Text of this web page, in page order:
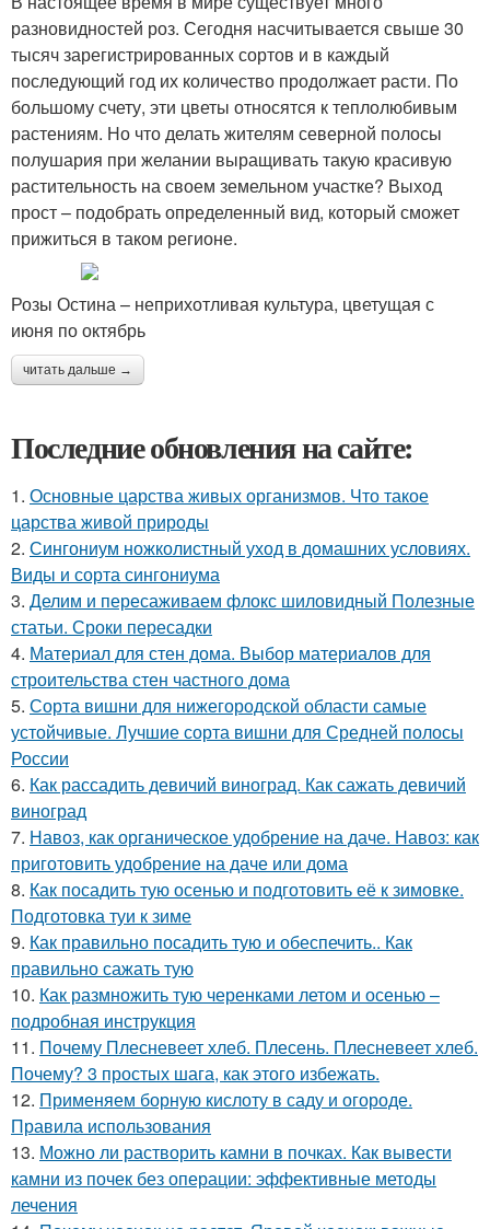
разновидностей роз. Сегодня насчитывается свыше 30
тысяч зарегистрированных сортов и в каждый
последующий год их количество продолжает расти. По
большому счету, эти цветы относятся к теплолюбивым
растениям. Но что делать жителям северной полосы
полушария при желании выращивать такую красивую
растительность на своем земельном участке? Выход
прост – подобрать определенный вид, который сможет
прижиться в таком регионе.
Розы Остина – неприхотливая культура, цветущая с
июня по октябрь
читать дальше →
Последние обновления на сайте:
1. Основные царства живых организмов. Что такое
царства живой природы
2. Сингониум ножколистный уход в домашних условиях.
Виды и сорта сингониума
3. Делим и пересаживаем флокс шиловидный Полезные
статьи. Сроки пересадки
4. Материал для стен дома. Выбор материалов для
строительства стен частного дома
5. Сорта вишни для нижегородской области самые
устойчивые. Лучшие сорта вишни для Средней полосы
России
6. Как рассадить девичий виноград. Как сажать девичий
виноград
7. Навоз, как органическое удобрение на даче. Навоз: как
приготовить удобрение на даче или дома
8. Как посадить тую осенью и подготовить её к зимовке.
Подготовка туи к зиме
9. Как правильно посадить тую и обеспечить.. Как
правильно сажать тую
10. Как размножить тую черенками летом и осенью –
подробная инструкция
11. Почему Плесневеет хлеб. Плесень. Плесневеет хлеб.
Почему? 3 простых шага, как этого избежать.
12. Применяем борную кислоту в саду и огороде.
Правила использования
13. Можно ли растворить камни в почках. Как вывести
камни из почек без операции: эффективные методы
лечения